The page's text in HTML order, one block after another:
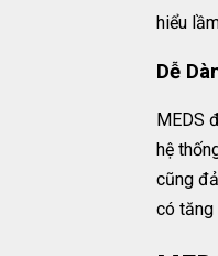
hiểu
Dễ
MEDS
hệ
cũng
có tăng